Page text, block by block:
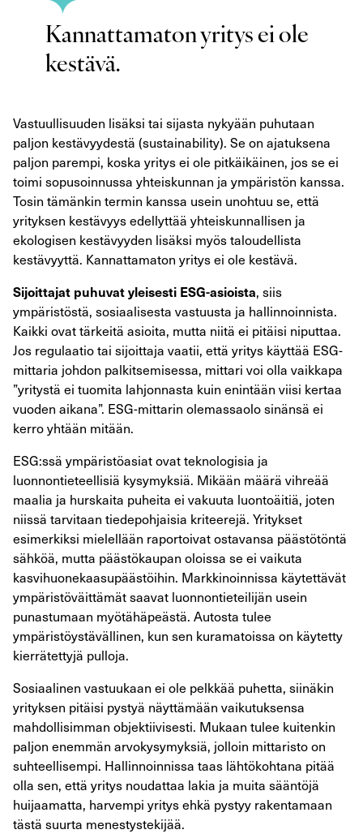
Kannattamaton yritys ei ole
kestävä.
Vastuullisuuden lisäksi tai sijasta nykyään puhutaan
paljon kestävyydestä (sustainability). Se on ajatuksena
paljon parempi, koska yritys ei ole pitkäikäinen, jos se ei
toimi sopusoinnussa yhteiskunnan ja ympäristön kanssa.
Tosin tämänkin termin kanssa usein unohtuu se, että
yrityksen kestävyys edellyttää yhteiskunnallisen ja
ekologisen kestävyyden lisäksi myös taloudellista
kestävyyttä. Kannattamaton yritys ei ole kestävä.
Sijoittajat puhuvat yleisesti ESG-asioista, siis
ympäristöstä, sosiaalisesta vastuusta ja hallinnoinnista.
Kaikki ovat tärkeitä asioita, mutta niitä ei pitäisi niputtaa.
Jos regulaatio tai sijoittaja vaatii, että yritys käyttää ESG-
mittaria johdon palkitsemisessa, mittari voi olla vaikkapa
”yritystä ei tuomita lahjonnasta kuin enintään viisi kertaa
vuoden aikana”. ESG-mittarin olemassaolo sinänsä ei
kerro yhtään mitään.
ESG:ssä ympäristöasiat ovat teknologisia ja
luonnontieteellisiä kysymyksiä. Mikään määrä vihreää
maalia ja hurskaita puheita ei vakuuta luontoäitiä, joten
niissä tarvitaan tiedepohjaisia kriteerejä. Yritykset
esimerkiksi mielellään raportoivat ostavansa päästötöntä
sähköä, mutta päästökaupan oloissa se ei vaikuta
kasvihuonekaasupäästöihin. Markkinoinnissa käytettävät
ympäristöväittämät saavat luonnontieteilijän usein
punastumaan myötähäpeästä. Autosta tulee
ympäristöystävällinen, kun sen kuramatoissa on käytetty
kierrätettyjä pulloja.
Sosiaalinen vastuukaan ei ole pelkkää puhetta, siinäkin
yrityksen pitäisi pystyä näyttämään vaikutuksensa
mahdollisimman objektiivisesti. Mukaan tulee kuitenkin
paljon enemmän arvokysymyksiä, jolloin mittaristo on
suhteellisempi. Hallinnoinnissa taas lähtökohtana pitää
olla sen, että yritys noudattaa lakia ja muita sääntöjä
huijaamatta, harvempi yritys ehkä pystyy rakentamaan
tästä suurta menestystekijää.